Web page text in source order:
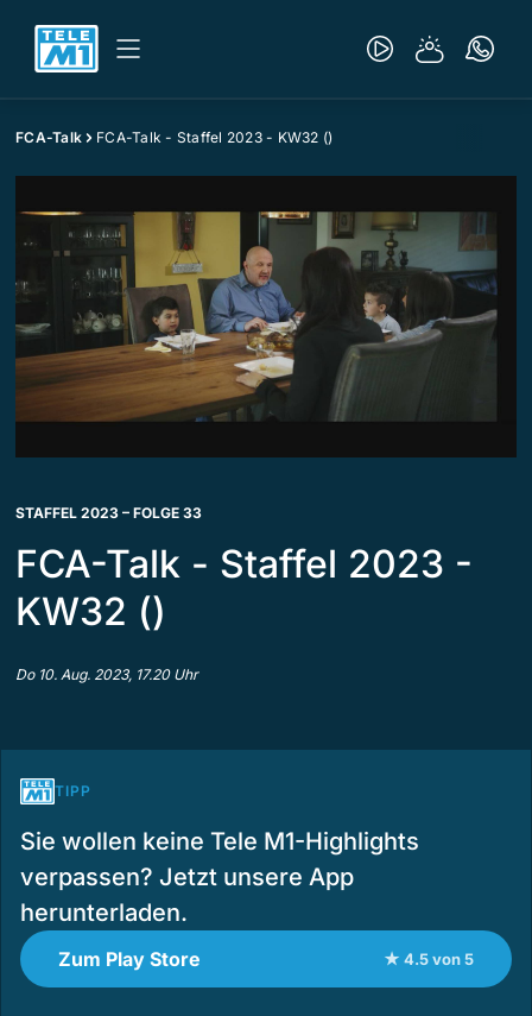
FCA-Talk FCA-Talk - Staffel 2023 - KW32 ()
STAFFEL 2023 – FOLGE 33
FCA-Talk - Staffel 2023 -
KW32 ()
Do 10. Aug. 2023, 17.20 Uhr
TIPP
Sie wollen keine Tele M1-Highlights
verpassen? Jetzt unsere App
herunterladen.
Zum Play Store ★ 4.5 von 5